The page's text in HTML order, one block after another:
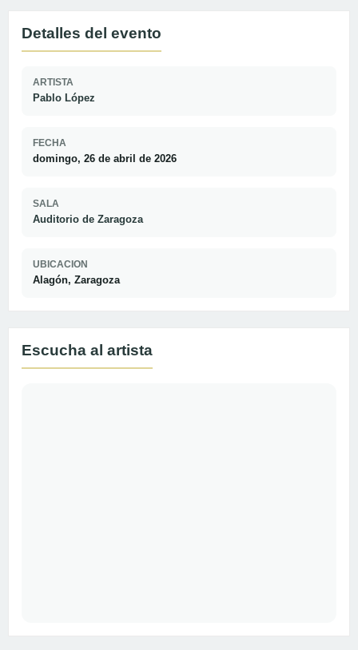
Detalles del evento
ARTISTA
Pablo López
FECHA
domingo, 26 de abril de 2026
SALA
Auditorio de Zaragoza
UBICACION
Alagón, Zaragoza
Escucha al artista